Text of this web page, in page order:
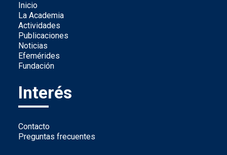
Inicio
La Academia
Actividades
Publicaciones
Noticias
Efemérides
Fundación
Interés
Contacto
Preguntas frecuentes